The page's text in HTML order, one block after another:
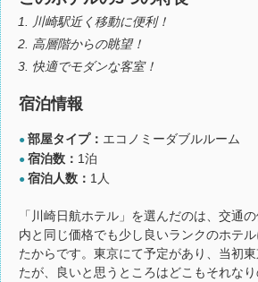
川崎駅近く移動に便利！
高層階からの眺望！
快適でモダンな客室！
宿泊情報
● 部屋タイプ： エコノミーダブルルーム
● 宿泊数： 1泊
● 宿泊人数： 1人
「川崎日航ホテル」を選んだのは、交通
内と同じ価格でも少し良いランクのホテ
たからです。東京にて予定があり、当初
たが、良いと思うところはどこもそれな